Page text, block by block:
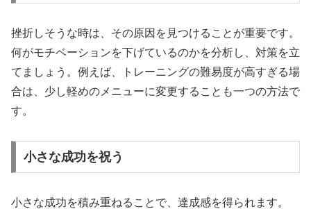
挫折しそうな時は、その原因を見つけることが重要です。
何がモチベーションを下げているのかを分析し、対策を立
てましょう。例えば、トレーニングの難易度が高すぎる場
合は、少し軽めのメニューに変更することも一つの方法で
す。
小さな成功を祝う
小さな成功を積み重ねることで、達成感を得られます。